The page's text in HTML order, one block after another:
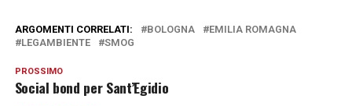
ARGOMENTI CORRELATI: BOLOGNA
EMILIA ROMAGNA
LEGAMBIENTE
SMOG
PROSSIMO
Social bond per Sant’Egidio